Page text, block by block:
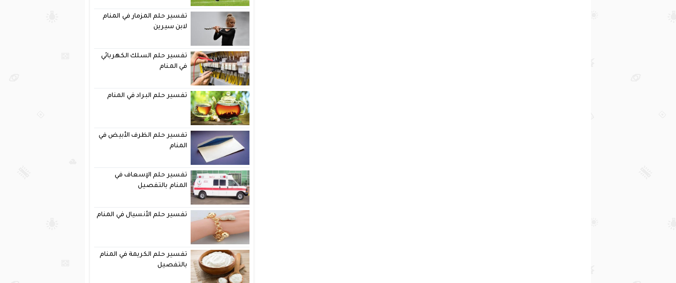
تفسير حلم المزمار في المنام
لابن سيرين
تفسير حلم السلك الكهربائي
في المنام
تفسير حلم البراد في المنام
تفسير حلم الظرف الأبيض في
المنام
تفسير حلم الإسعاف في
المنام بالتفصيل
تفسير حلم الأنسيال في المنام
تفسير حلم الكريمة في المنام
بالتفصيل